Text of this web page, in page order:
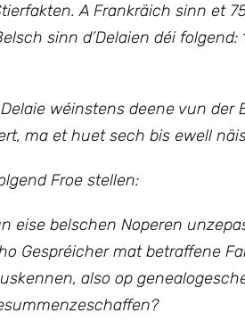
A Frankräich sinn et
sinn d’Delaien déi folgend:
wéinstens deene vun der
ma et huet sech bis ewell
Froe stellen:
eise belschen Noperen
Gespréicher mat betraffene
also op